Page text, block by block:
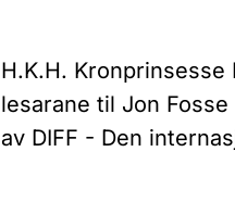
H.K.H.
lesarane til Jon
av DIFF - Den